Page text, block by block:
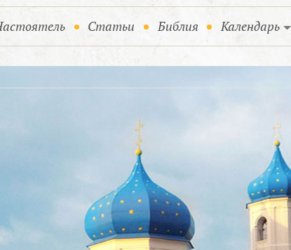
Статьи Библия Календарь